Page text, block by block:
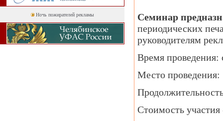
Ночь пожирателей рекламы
Семинар
периодических
руководителям
Время проведения:
Место проведения:
Стоимость участия